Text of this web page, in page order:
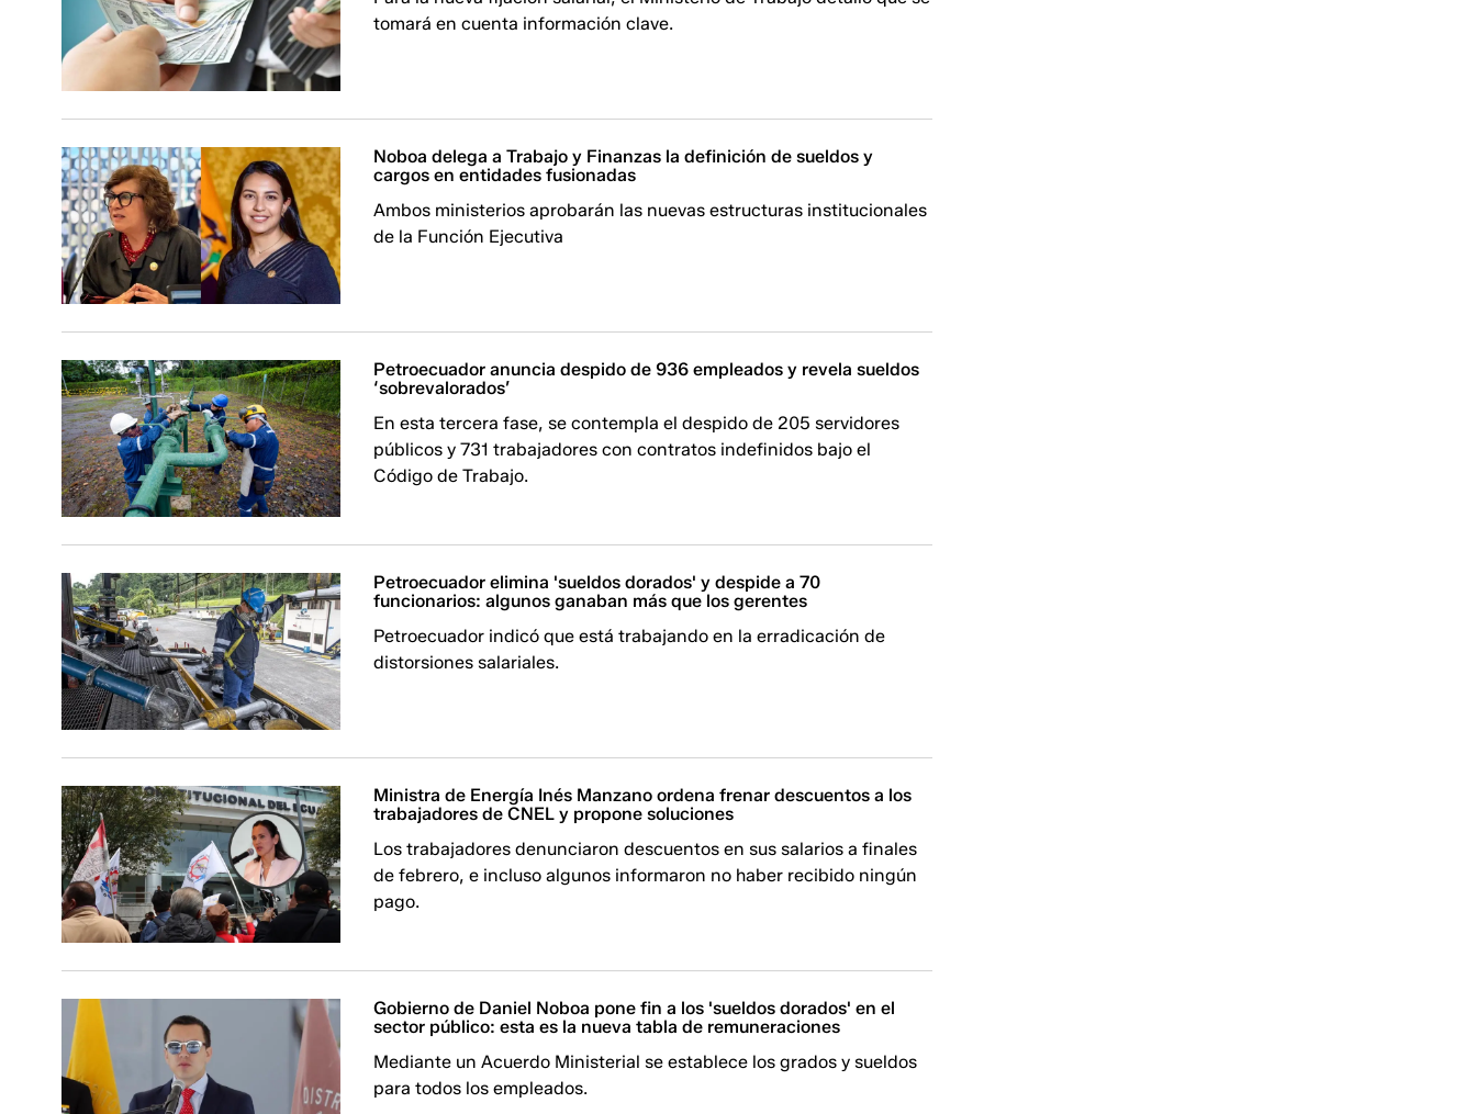
tomará en cuenta información clave.
Noboa delega a Trabajo y Finanzas la definición de sueldos y
cargos en entidades fusionadas
Ambos ministerios aprobarán las nuevas estructuras institucionales
de la Función Ejecutiva
Petroecuador anuncia despido de 936 empleados y revela sueldos
‘sobrevalorados’
En esta tercera fase, se contempla el despido de 205 servidores
públicos y 731 trabajadores con contratos indefinidos bajo el
Código de Trabajo.
Petroecuador elimina 'sueldos dorados' y despide a 70
funcionarios: algunos ganaban más que los gerentes
Petroecuador indicó que está trabajando en la erradicación de
distorsiones salariales.
Ministra de Energía Inés Manzano ordena frenar descuentos a los
trabajadores de CNEL y propone soluciones
Los trabajadores denunciaron descuentos en sus salarios a finales
de febrero, e incluso algunos informaron no haber recibido ningún
pago.
Gobierno de Daniel Noboa pone fin a los 'sueldos dorados' en el
sector público: esta es la nueva tabla de remuneraciones
Mediante un Acuerdo Ministerial se establece los grados y sueldos
para todos los empleados.